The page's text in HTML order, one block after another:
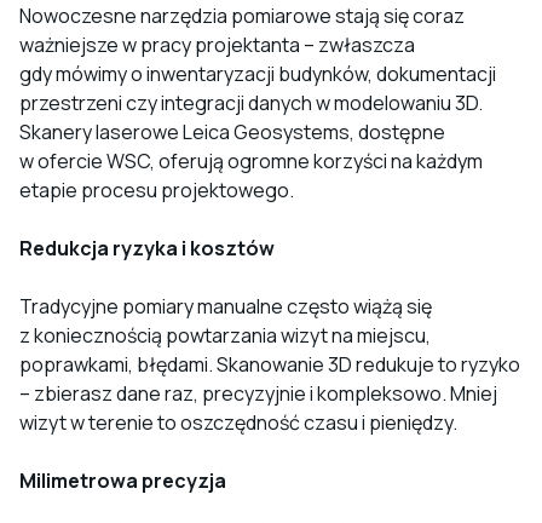
Nowoczesne narzędzia pomiarowe stają się coraz
ważniejsze w pracy projektanta – zwłaszcza
gdy mówimy o inwentaryzacji budynków, dokumentacji
przestrzeni czy integracji danych w modelowaniu 3D.
Skanery laserowe Leica Geosystems, dostępne
w ofercie WSC, oferują ogromne korzyści na każdym
etapie procesu projektowego.
Redukcja ryzyka i kosztów
Tradycyjne pomiary manualne często wiążą się
z koniecznością powtarzania wizyt na miejscu,
poprawkami, błędami. Skanowanie 3D redukuje to ryzyko
– zbierasz dane raz, precyzyjnie i kompleksowo. Mniej
wizyt w terenie to oszczędność czasu i pieniędzy.
Milimetrowa precyzja